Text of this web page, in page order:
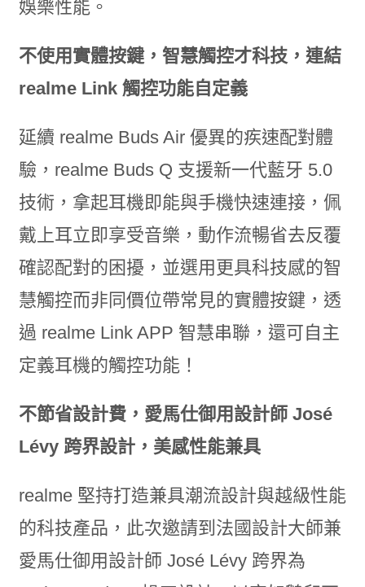
娛樂性能。
不使用實體按鍵，智慧觸控才科技，連結
realme Link 觸控功能自定義
延續 realme Buds Air 優異的疾速配對體
驗，realme Buds Q 支援新一代藍牙 5.0
技術，拿起耳機即能與手機快速連接，佩
戴上耳立即享受音樂，動作流暢省去反覆
確認配對的困擾，並選用更具科技感的智
慧觸控而非同價位帶常見的實體按鍵，透
過 realme Link APP 智慧串聯，還可自主
定義耳機的觸控功能！
不節省設計費，愛馬仕御用設計師 José
Lévy 跨界設計，美感性能兼具
realme 堅持打造兼具潮流設計與越級性能
的科技產品，此次邀請到法國設計大師兼
愛馬仕御用設計師 José Lévy 跨界為